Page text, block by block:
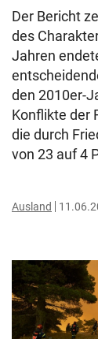
Der Bericht
des
Jahren
den 2010er-
Konflikte der
die durch
von 23 auf 4
Ausland